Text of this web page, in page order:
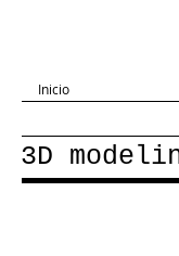
Inicio
3D